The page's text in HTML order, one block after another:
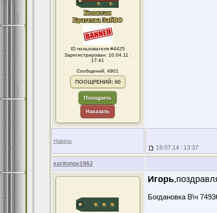
ID пользователя #4425
Зарегистрирован: 10.04.11 :
17:41
Сообщений: 4901
ПООЩРЕНИЙ: 60
Поощрить
Наказать
Наверх
19.07.14 : 13:37
xaritonov1962
Игорь
Богдановка В\ч